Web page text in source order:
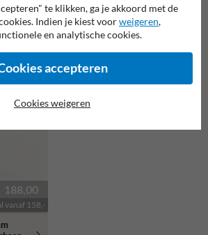
✔ aanbieding
Kunststof diamantkoppaal
met reflectiebandjes
188,00
vanaf 158,-
te klikken, ga je akkoord met de
Indien je kiest voorweigeren,
en analytische cookies.
accepteren
Cookies weigeren